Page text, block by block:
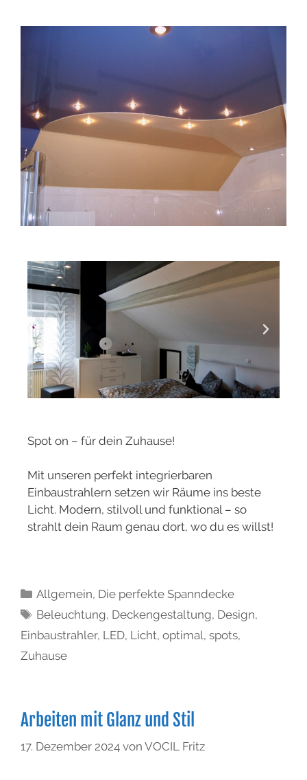
Spot on – für dein Zuhause!
Mit unseren perfekt integrierbaren
Einbaustrahlern setzen wir Räume ins beste
Licht. Modern, stilvoll und funktional – so
strahlt dein Raum genau dort, wo du es willst!
Allgemein, Die perfekte Spanndecke
Beleuchtung, Deckengestaltung, Design,
Einbaustrahler, LED, Licht, optimal, spots,
Zuhause
Arbeiten mit Glanz und Stil
17. Dezember 2024 von VOCIL Fritz